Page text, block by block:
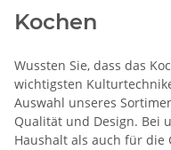
Kochen
Wussten Sie, dass das
wichtigsten
Auswahl unseres
Qualität und Design. Bei
Haushalt als auch für die